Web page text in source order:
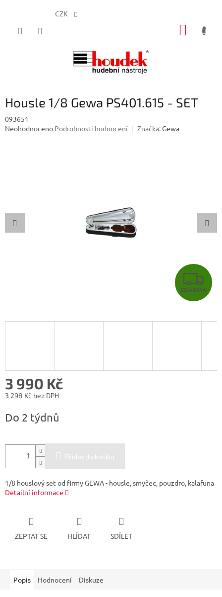
CZK
Housle 1/8 Gewa PS401.615 - SET
093651
Průměrné
Neohodnoceno Podrobnosti hodnocení Značka:Gewa
Z
D
A
ZDARMA
3 990 Kč
3 298 Kč bez DPH
cena:
Do 2 týdnů
Přidat do košíku
1/8 houslový set od firmy GEWA - housle, smyčec, pouzdro, kalafuna
Detailní informace
ZEPTAT SE HLÍDAT SDÍLET
Popis Hodnocení Diskuze